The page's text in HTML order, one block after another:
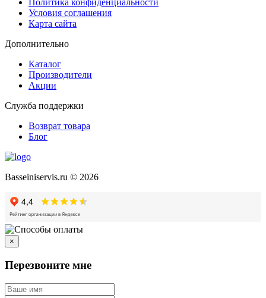
Политика конфиденциальности
Условия соглашения
Карта сайта
Дополнительно
Каталог
Производители
Акции
Служба поддержки
Возврат товара
Блог
Basseiniservis.ru © 2026
×
Перезвоните мне